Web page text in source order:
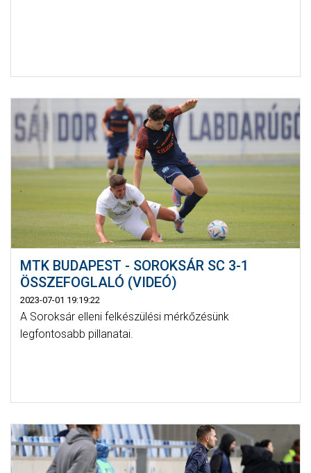
MTK BUDAPEST - SOROKSÁR SC 3-1
ÖSSZEFOGLALÓ (VIDEÓ)
2023-07-01 19:19:22
A Soroksár elleni felkészülési mérkőzésünk
legfontosabb pillanatai.